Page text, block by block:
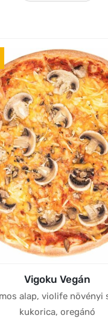
Vigoku Vegán
alap, violife növényi
kukorica, oregánó